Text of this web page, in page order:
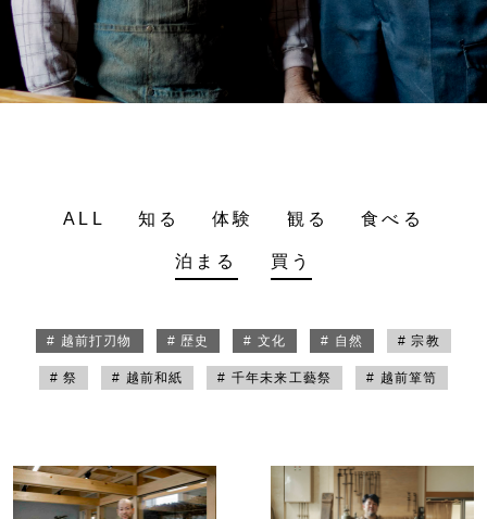
ALL 知る 体験 観る 食べる
泊まる 買う
# 越前打刃物 # 歴史 # 文化 # 自然 # 宗教
# 祭 # 越前和紙 # 千年未来工藝祭 # 越前箪笥